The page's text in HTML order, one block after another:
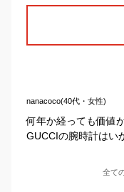
nanacoco(40代・女性)
何年か経っても価値
GUCCIの腕時計はい
全て